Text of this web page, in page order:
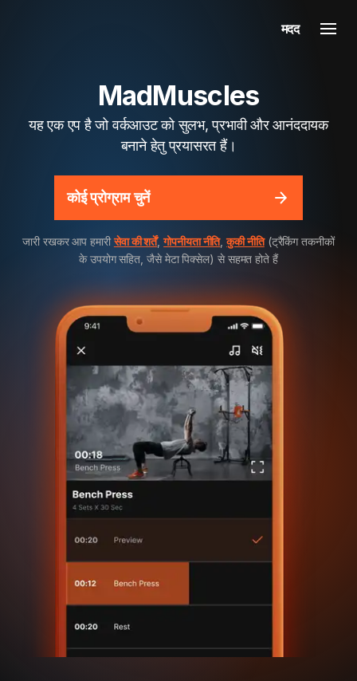
मदद
MadMuscles
यह एक एप है जो वर्कआउट को सुलभ, प्रभावी और आनंददायक
बनाने हेतु प्रयासरत हैं।
कोई प्रोग्राम चुनें
जारी रखकर आप हमारीसेवा की शर्तें,गोपनीयता नीति,कुकी नीति(ट्रैकिंग तकनीकों
के उपयोग सहित, जैसे मेटा पिक्सेल) से सहमत होते हैं